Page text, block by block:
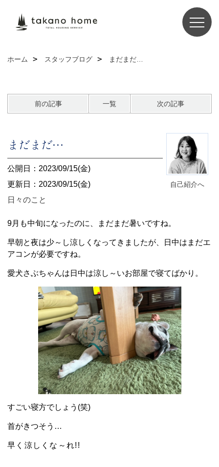
ホーム スタッフブログ まだまだ…
前の記事 一覧 次の記事
自己紹介へ
まだまだ…
公開日：2023/09/15(金)
更新日：2023/09/15(金)
日々のこと
9月も中旬になったのに、まだまだ暑いですね。
早朝と夜は少～し涼しくなってきましたが、日中はまだエ
アコンが必要ですね。
愛犬さぶちゃんは日中は涼し～いお部屋で寝てばかり。
すごい寝方でしょう(笑)
首がきつそう…
早く涼しくな～れ!!